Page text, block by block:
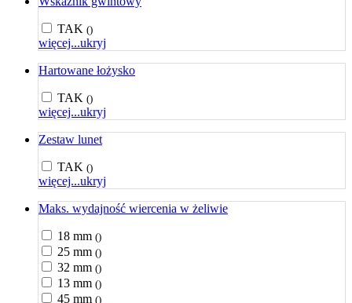
TAK ()
więcej...ukryj
Hartowane łożysko
TAK ()
więcej...ukryj
Zestaw lunet
TAK ()
więcej...ukryj
Maks. wydajność wiercenia w żeliwie
18 mm ()
25 mm ()
32 mm ()
13 mm ()
45 mm ()